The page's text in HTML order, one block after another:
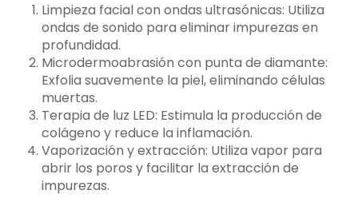
Limpieza facial con ondas ultrasónicas: Utiliza
ondas de sonido para eliminar impurezas en
profundidad.
Microdermoabrasión con punta de diamante:
Exfolia suavemente la piel, eliminando células
muertas.
Terapia de luz LED: Estimula la producción de
colágeno y reduce la inflamación.
Vaporización y extracción: Utiliza vapor para
abrir los poros y facilitar la extracción de
impurezas.